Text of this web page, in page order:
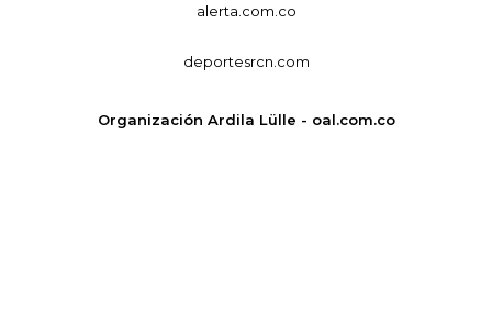
alerta.com.co
deportesrcn.com
Organización Ardila Lülle - oal.com.co